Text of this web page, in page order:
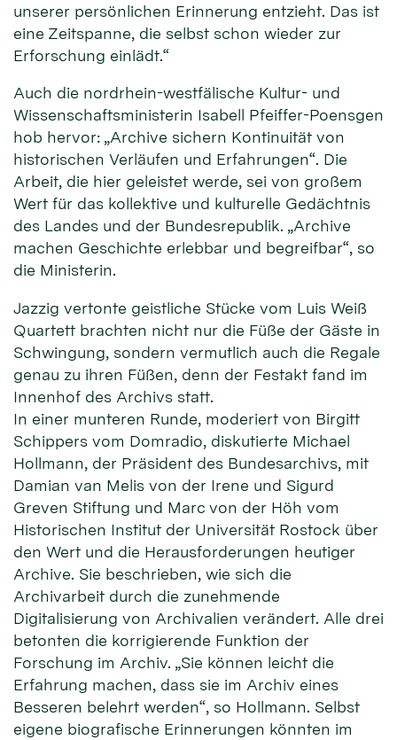
unserer persönlichen Erinnerung entzieht. Das ist
eine Zeitspanne, die selbst schon wieder zur
Erforschung einlädt.“
Auch die nordrhein-westfälische Kultur- und
Wissenschaftsministerin Isabell Pfeiffer-Poensgen
hob hervor: „Archive sichern Kontinuität von
historischen Verläufen und Erfahrungen“. Die
Arbeit, die hier geleistet werde, sei von großem
Wert für das kollektive und kulturelle Gedächtnis
des Landes und der Bundesrepublik. „Archive
machen Geschichte erlebbar und begreifbar“, so
die Ministerin.
Jazzig vertonte geistliche Stücke vom Luis Weiß
Quartett brachten nicht nur die Füße der Gäste in
Schwingung, sondern vermutlich auch die Regale
genau zu ihren Füßen, denn der Festakt fand im
Innenhof des Archivs statt.
In einer munteren Runde, moderiert von Birgitt
Schippers vom Domradio, diskutierte Michael
Hollmann, der Präsident des Bundesarchivs, mit
Damian van Melis von der Irene und Sigurd
Greven Stiftung und Marc von der Höh vom
Historischen Institut der Universität Rostock über
den Wert und die Herausforderungen heutiger
Archive. Sie beschrieben, wie sich die
Archivarbeit durch die zunehmende
Digitalisierung von Archivalien verändert. Alle drei
betonten die korrigierende Funktion der
Forschung im Archiv. „Sie können leicht die
Erfahrung machen, dass sie im Archiv eines
Besseren belehrt werden“, so Hollmann. Selbst
eigene biografische Erinnerungen könnten im